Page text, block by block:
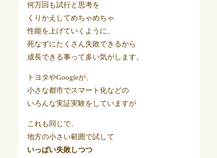
何万回も試行と思考を
くりかえしてめちゃめちゃ
性能を上げていくように、
死なずにたくさん失敗できるから
成長できる事って多い気がします。
トヨタやGoogleが、
小さな都市でスマート化などの
いろんな実証実験をしていますが
これも同じで、
地方の小さい範囲で試して
いっぱい失敗しつつ